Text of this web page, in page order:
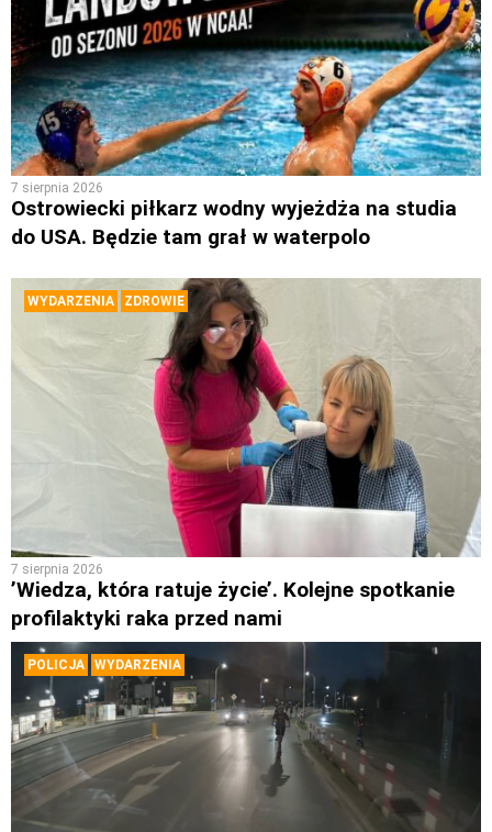
7 sierpnia 2026
Ostrowiecki piłkarz wodny wyjeżdża na studia
do USA. Będzie tam grał w waterpolo
WYDARZENIA ZDROWIE
7 sierpnia 2026
’Wiedza, która ratuje życie’. Kolejne spotkanie
profilaktyki raka przed nami
POLICJA WYDARZENIA